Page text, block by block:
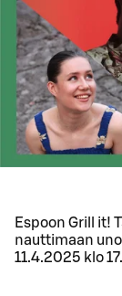
Espoon Grill it!
nauttimaan
11.4.2025 klo